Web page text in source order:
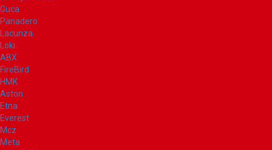
Guca
Panadero
Lacunza
Loki
ABX
FireBird
НМК
Aston
Etna
Everest
Mcz
Meta